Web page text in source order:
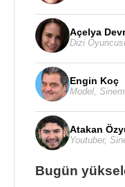
Açelya
Dizi
Engin Koç
Model
Atakan
Youtuber,
Bugün